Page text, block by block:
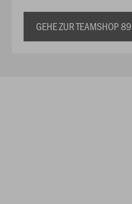
GEHE ZUR TEAMSHOP